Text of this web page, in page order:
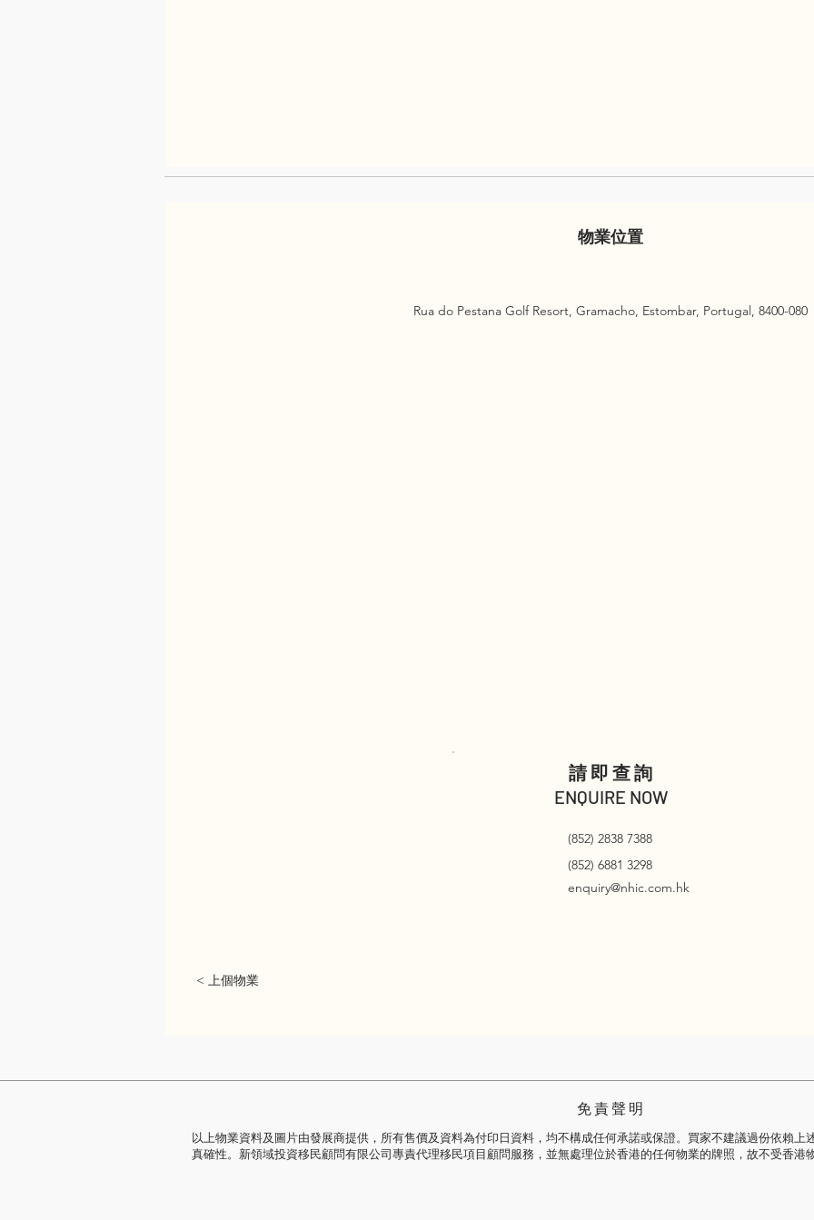
物業位置
Rua do Pestana Golf Resort, Gramacho, Estombar, Portugal, 8400-080
請即查詢
ENQUIRE NOW
(852) 2838 7388
(852) 6881 3298
enquiry@nhic.com.hk
< 上個物業
免 責 聲 明
以上物業資料及圖片由發展商提供，所有售價及資料為付印日資料，均不構成任何承諾或保證。買家不建議過份依賴上
真確性。新領域投資移民顧問有限公司專責代理移民項目顧問服務，並無處理位於香港的任何物業的牌照，故不受香港